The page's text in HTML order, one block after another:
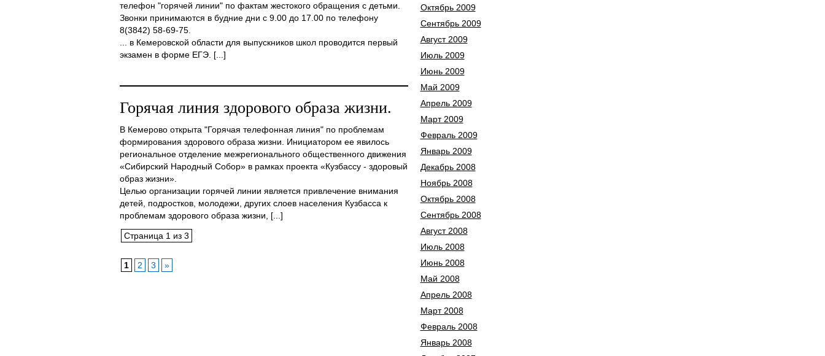
телефон "горячей линии" по фактам жестокого обращения с детьми.
Звонки принимаются в будние дни с 9.00 до 17.00 по телефону
8(3842) 58-69-75.
... в Кемеровской области для выпускников школ проводится первый
экзамен в форме ЕГЭ. [...]
Горячая линия здорового образа жизни.
В Кемерово открыта "Горячая телефонная линия" по проблемам
формирования здорового образа жизни. Инициатором ее явилось
региональное отделение межрегионального общественного движения
«Сибирский Народный Собор» в рамках проекта «Кузбассу - здоровый
образ жизни».
Целью организации горячей линии является привлечение внимания
детей, подростков, молодежи, других слоев населения Кузбасса к
проблемам здорового образа жизни, [...]
Страница 1 из 3
1 2 3 »
Октябрь 2009
Сентябрь 2009
Август 2009
Июль 2009
Июнь 2009
Май 2009
Апрель 2009
Март 2009
Февраль 2009
Январь 2009
Декабрь 2008
Ноябрь 2008
Октябрь 2008
Сентябрь 2008
Август 2008
Июль 2008
Июнь 2008
Май 2008
Апрель 2008
Март 2008
Февраль 2008
Январь 2008